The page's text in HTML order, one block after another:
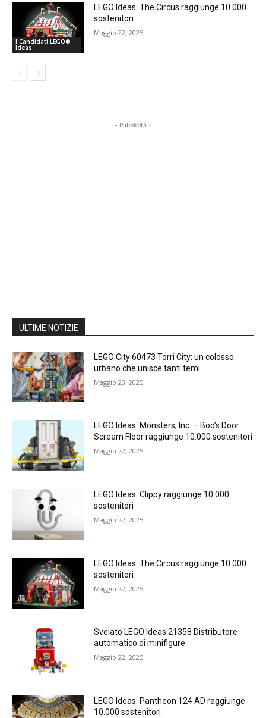
I Candidati LEGO®
Ideas
LEGO Ideas: The Circus raggiunge 10.000
sostenitori
Maggio 22, 2025
- Pubblicità -
ULTIME NOTIZIE
LEGO City 60473 Torri City: un colosso
urbano che unisce tanti temi
Maggio 23, 2025
LEGO Ideas: Monsters, Inc. – Boo’s Door
Scream Floor raggiunge 10.000 sostenitori
Maggio 22, 2025
LEGO Ideas: Clippy raggiunge 10.000
sostenitori
Maggio 22, 2025
LEGO Ideas: The Circus raggiunge 10.000
sostenitori
Maggio 22, 2025
Svelato LEGO Ideas 21358 Distributore
automatico di minifigure
Maggio 22, 2025
LEGO Ideas: Pantheon 124 AD raggiunge
10.000 sostenitori